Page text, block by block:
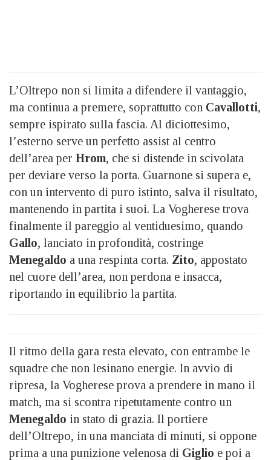
L’Oltrepo non si limita a difendere il vantaggio,
ma continua a premere, soprattutto con Cavallotti,
sempre ispirato sulla fascia. Al diciottesimo,
l’esterno serve un perfetto assist al centro
dell’area per Hrom, che si distende in scivolata
per deviare verso la porta. Guarnone si supera e,
con un intervento di puro istinto, salva il risultato,
mantenendo in partita i suoi. La Vogherese trova
finalmente il pareggio al ventiduesimo, quando
Gallo, lanciato in profondità, costringe
Menegaldo a una respinta corta. Zito, appostato
nel cuore dell’area, non perdona e insacca,
riportando in equilibrio la partita.
Il ritmo della gara resta elevato, con entrambe le
squadre che non lesinano energie. In avvio di
ripresa, la Vogherese prova a prendere in mano il
match, ma si scontra ripetutamente contro un
Menegaldo in stato di grazia. Il portiere
dell’Oltrepo, in una manciata di minuti, si oppone
prima a una punizione velenosa di Giglio e poi a